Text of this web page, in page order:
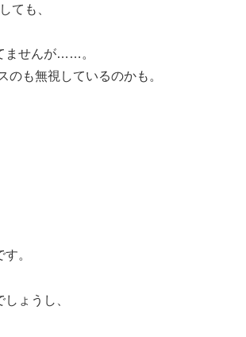
ても、
ませんが……。
も無視しているのかも。
。
ょうし、